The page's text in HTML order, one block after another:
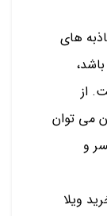
های
از
می توان
و
ویلا